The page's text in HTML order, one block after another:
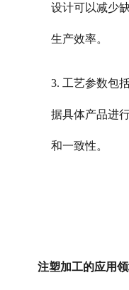
设计可以减少
生产效率。
3. 工艺参数包
据具体产品进
和一致性。
注塑加工的应用